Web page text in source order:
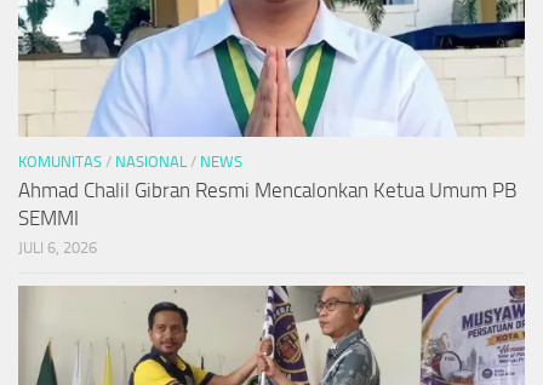
KOMUNITAS / NASIONAL / NEWS
Ahmad Chalil Gibran Resmi Mencalonkan Ketua Umum PB
SEMMI
JULI 6, 2026